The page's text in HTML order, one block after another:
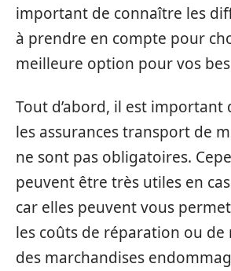
important de connaître les
à prendre en compte pour
meilleure option pour vos
Tout d’abord, il est important
les assurances transport de
ne sont pas obligatoires.
peuvent être très utiles en
car elles peuvent vous
les coûts de réparation ou
des marchandises